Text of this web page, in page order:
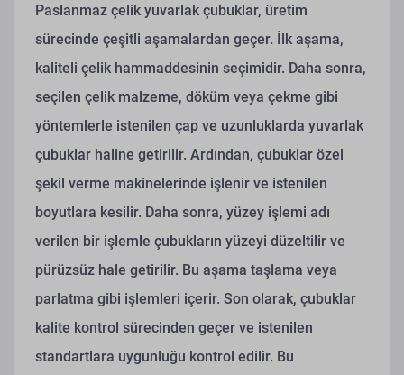
Paslanmaz çelik yuvarlak çubuklar, üretim
sürecinde çeşitli aşamalardan geçer. İlk aşama,
kaliteli çelik hammaddesinin seçimidir. Daha sonra,
seçilen çelik malzeme, döküm veya çekme gibi
yöntemlerle istenilen çap ve uzunluklarda yuvarlak
çubuklar haline getirilir. Ardından, çubuklar özel
şekil verme makinelerinde işlenir ve istenilen
boyutlara kesilir. Daha sonra, yüzey işlemi adı
verilen bir işlemle çubukların yüzeyi düzeltilir ve
pürüzsüz hale getirilir. Bu aşama taşlama veya
parlatma gibi işlemleri içerir. Son olarak, çubuklar
kalite kontrol sürecinden geçer ve istenilen
standartlara uygunluğu kontrol edilir. Bu